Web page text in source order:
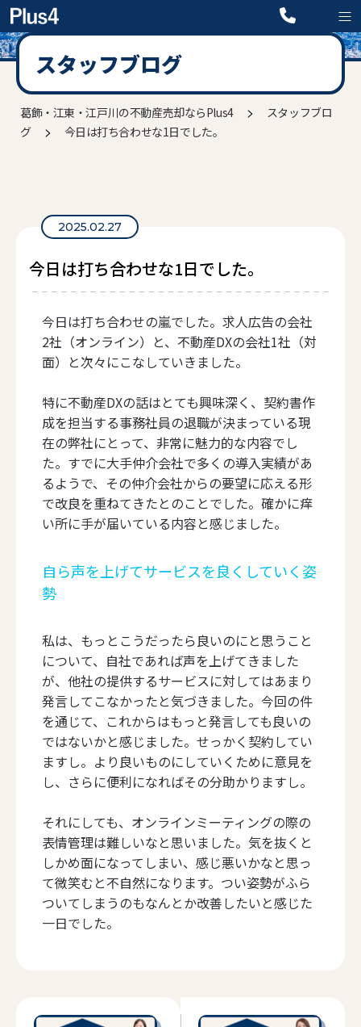
スタッフブログ
葛飾・江東・江戸川の不動産売却ならPlus4>
スタッフブロ
グ> 今日は打ち合わせな1日でした。
2025.02.27
今日は打ち合わせな1日でした。
今日は打ち合わせの嵐でした。求人広告の会社
2社（オンライン）と、不動産DXの会社1社（対
面）と次々にこなしていきました。
特に不動産DXの話はとても興味深く、契約書作
成を担当する事務社員の退職が決まっている現
在の弊社にとって、非常に魅力的な内容でし
た。すでに大手仲介会社で多くの導入実績があ
るようで、その仲介会社からの要望に応える形
で改良を重ねてきたとのことでした。確かに痒
い所に手が届いている内容と感じました。
自ら声を上げてサービスを良くしていく姿
勢
私は、もっとこうだったら良いのにと思うこと
について、自社であれば声を上げてきました
が、他社の提供するサービスに対してはあまり
発言してこなかったと気づきました。今回の件
を通じて、これからはもっと発言しても良いの
ではないかと感じました。せっかく契約してい
ますし。より良いものにしていくために意見を
し、さらに便利になればその分助かりますし。
それにしても、オンラインミーティングの際の
表情管理は難しいなと思いました。気を抜くと
しかめ面になってしまい、感じ悪いかなと思っ
て微笑むと不自然になります。つい姿勢がふら
ついてしまうのもなんとか改善したいと感じた
一日でした。